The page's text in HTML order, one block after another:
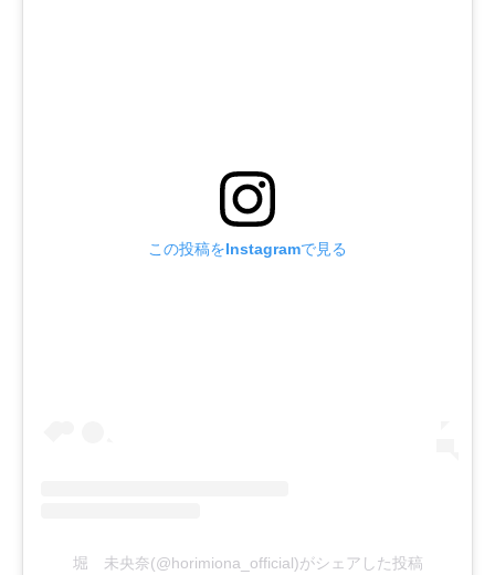
この投稿をInstagramで見る
堀 未央奈(@horimiona_official)がシェアした投稿